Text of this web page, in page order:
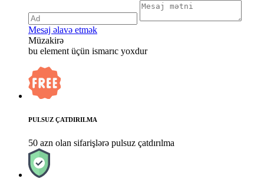
Mesaj əlavə etmək
Müzakirə
bu element üçün ismarıc yoxdur
PULSUZ ÇATDIRILMA
50 azn olan sifarişlərə pulsuz çatdırılma